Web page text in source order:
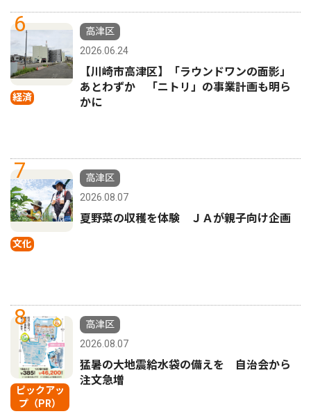
6
経済
高津区
2026.06.24
【川崎市高津区】「ラウンドワンの面影」
あとわずか 「ニトリ」の事業計画も明ら
かに
7
文化
高津区
2026.08.07
夏野菜の収穫を体験 ＪＡが親子向け企画
8
ピックアッ
プ（PR）
高津区
2026.08.07
猛暑の大地震給水袋の備えを 自治会から
注文急増